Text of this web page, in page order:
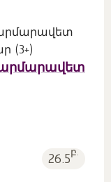
հարմարավետ
26.5բ.